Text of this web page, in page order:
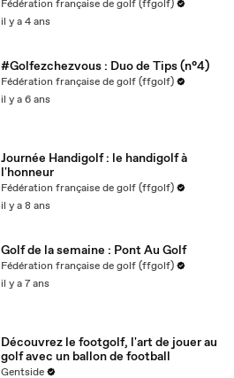
Fédération française de golf (ffgolf)
il y a 4 ans
#Golfezchezvous : Duo de Tips (n°4)
Fédération française de golf (ffgolf)
il y a 6 ans
Journée Handigolf : le handigolf à
l'honneur
Fédération française de golf (ffgolf)
il y a 8 ans
Golf de la semaine : Pont Au Golf
Fédération française de golf (ffgolf)
il y a 7 ans
Découvrez le footgolf, l'art de jouer au
golf avec un ballon de football
Gentside